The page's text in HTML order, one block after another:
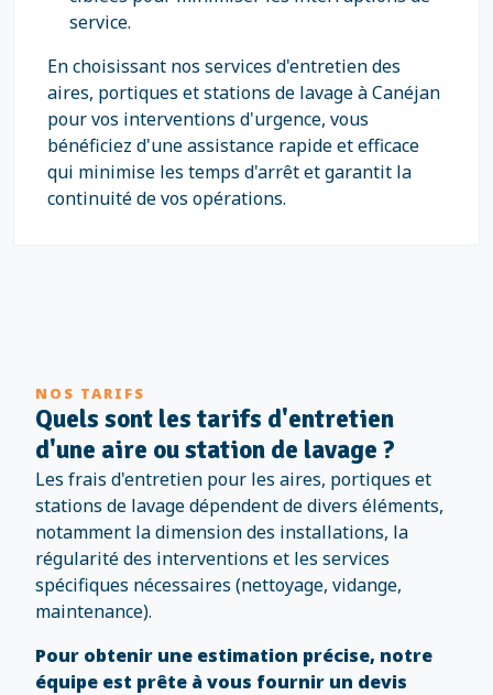
service.
En choisissant nos services d'entretien des
aires, portiques et stations de lavage à Canéjan
pour vos interventions d'urgence, vous
bénéficiez d'une assistance rapide et efficace
qui minimise les temps d'arrêt et garantit la
continuité de vos opérations.
NOS TARIFS
Quels sont les tarifs d'entretien
d'une aire ou station de lavage ?
Les frais d'entretien pour les aires, portiques et
stations de lavage dépendent de divers éléments,
notamment la dimension des installations, la
régularité des interventions et les services
spécifiques nécessaires (nettoyage, vidange,
maintenance).
Pour obtenir une estimation précise, notre
équipe est prête à vous fournir un devis